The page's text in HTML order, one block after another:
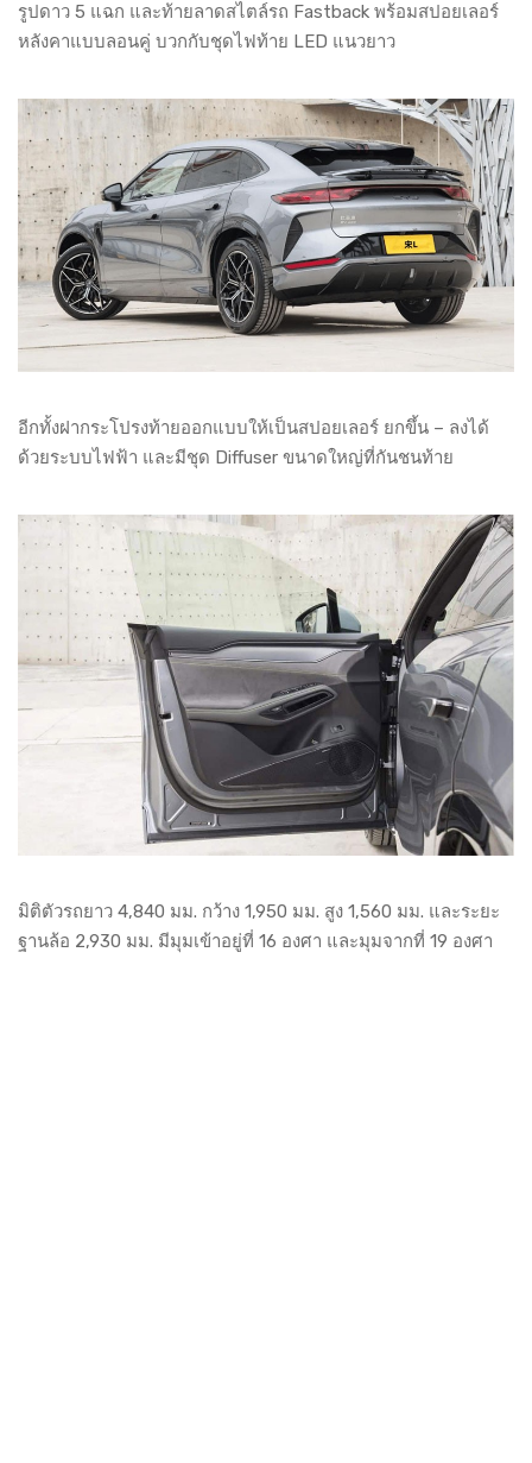
รูปดาว 5 แฉก และท้ายลาดสไตล์รถ Fastback พร้อมสปอยเลอร์
หลังคาแบบลอนคู่ บวกกับชุดไฟท้าย LED แนวยาว
อีกทั้งฝากระโปรงท้ายออกแบบให้เป็นสปอยเลอร์ ยกขึ้น – ลงได้
ด้วยระบบไฟฟ้า และมีชุด Diffuser ขนาดใหญ่ที่กันชนท้าย
มิติตัวรถยาว 4,840 มม. กว้าง 1,950 มม. สูง 1,560 มม. และระยะ
ฐานล้อ 2,930 มม. มีมุมเข้าอยู่ที่ 16 องศา และมุมจากที่ 19 องศา